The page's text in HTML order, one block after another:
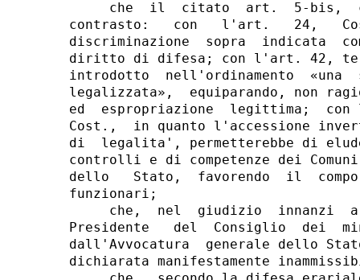
che  il  citato  art.  5-bis,
contrasto:   con   l'art.   24,
discriminazione  sopra  indicata
diritto di difesa; con l'art. 42,
introdotto  nell'ordinamento
legalizzata»,  equiparando, non
ed  espropriazione  legittima;  con
Cost.,  in quanto l'accessione
di  legalita', permetterebbe di
controlli e di competenze dei
dello   Stato,  favorendo  il
funzionari;
che,  nel  giudizio  innanzi
Presidente   del  Consiglio  dei
dall'Avvocatura  generale dello
dichiarata manifestamente